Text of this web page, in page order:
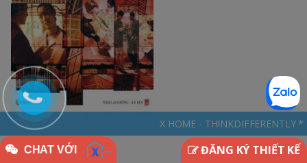
ĐĂNG KÝ THIẾT KẾ
CHAT VỚI
X HOME - THINKDIFFERENTLY * NGÔI NHÀ